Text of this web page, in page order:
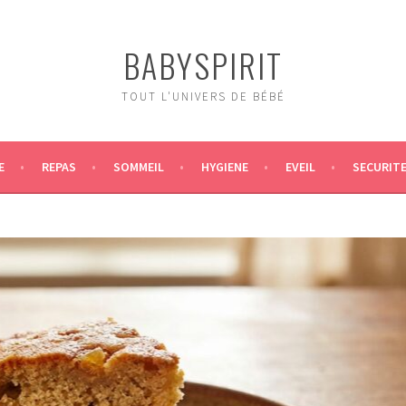
BABYSPIRIT
TOUT L'UNIVERS DE BÉBÉ
REPAS SOMMEIL HYGIENE EVEIL SECURITE